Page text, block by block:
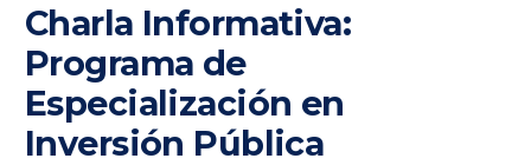
Charla Informativa:
Programa de
Especialización en
Inversión Pública